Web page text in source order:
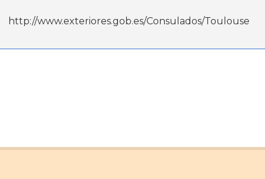
http://www.exteriores.gob.es/Consulados/Toulouse